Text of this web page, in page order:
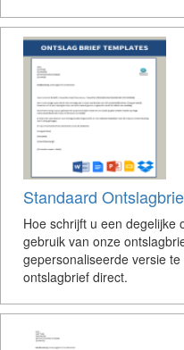
Standaard
Hoe schrijft u een degelijke
gebruik van onze
gepersonaliseerde versie
ontslagbrief direct.